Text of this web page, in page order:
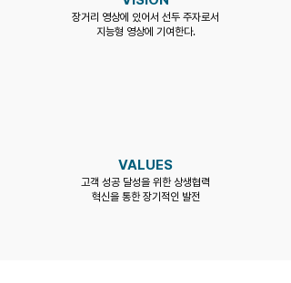
장거리 영상에 있어서 선두 주자로서
지능형 영상에 기여한다.
VALUES
고객 성공 달성을 위한 상생협력
혁신을 통한 장기적인 발전